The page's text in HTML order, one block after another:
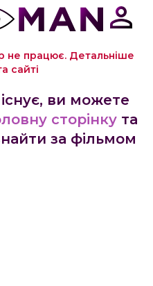
не працює. Детальніше
сайті
ви можете
сторінку та
за фільмом